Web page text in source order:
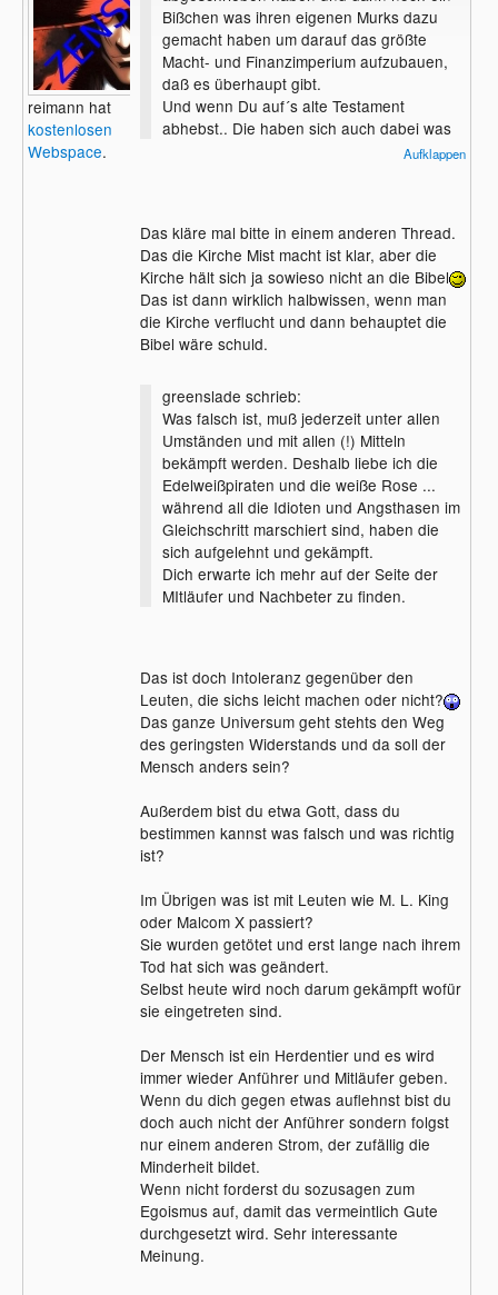
reimann hat
kostenlosen
Webspace.
Bißchen was ihren eigenen Murks dazu
gemacht haben um darauf das größte
Macht- und Finanzimperium aufzubauen,
daß es überhaupt gibt.
Und wenn Du auf´s alte Testament
abhebst.. Die haben sich auch dabei was
gedacht, als die was von koscheremAufklappen
Das kläre mal bitte in einem anderen Thread.
Das die Kirche Mist macht ist klar, aber die
Kirche hält sich ja sowieso nicht an die Bibel
Das ist dann wirklich halbwissen, wenn man
die Kirche verflucht und dann behauptet die
Bibel wäre schuld.
greenslade schrieb:
Was falsch ist, muß jederzeit unter allen
Umständen und mit allen (!) Mitteln
bekämpft werden. Deshalb liebe ich die
Edelweißpiraten und die weiße Rose ...
während all die Idioten und Angsthasen im
Gleichschritt marschiert sind, haben die
sich aufgelehnt und gekämpft.
Dich erwarte ich mehr auf der Seite der
MItläufer und Nachbeter zu finden.
Das ist doch Intoleranz gegenüber den
Leuten, die sichs leicht machen oder nicht?
Das ganze Universum geht stehts den Weg
des geringsten Widerstands und da soll der
Mensch anders sein?
Außerdem bist du etwa Gott, dass du
bestimmen kannst was falsch und was richtig
ist?
Im Übrigen was ist mit Leuten wie M. L. King
oder Malcom X passiert?
Sie wurden getötet und erst lange nach ihrem
Tod hat sich was geändert.
Selbst heute wird noch darum gekämpft wofür
sie eingetreten sind.
Der Mensch ist ein Herdentier und es wird
immer wieder Anführer und Mitläufer geben.
Wenn du dich gegen etwas auflehnst bist du
doch auch nicht der Anführer sondern folgst
nur einem anderen Strom, der zufällig die
Minderheit bildet.
Wenn nicht forderst du sozusagen zum
Egoismus auf, damit das vermeintlich Gute
durchgesetzt wird. Sehr interessante
Meinung.